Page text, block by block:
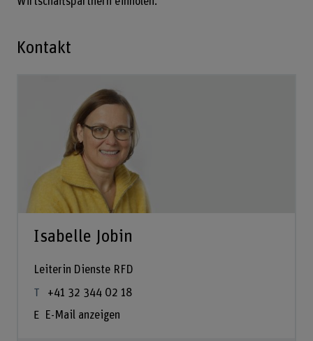
Kontakt
Isabelle Jobin
Leiterin Dienste RFD
+41 32 344 02 18
E-Mail anzeigen